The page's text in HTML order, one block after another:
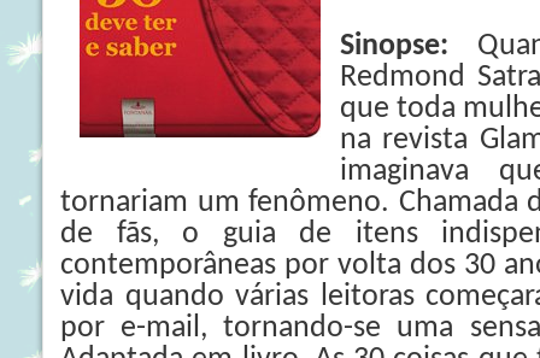
Sinopse:
Redmond
que toda
na revista
imaginava
tornariam um fenômeno. Chamada
de fãs, o guia de itens
contemporâneas por volta dos 30
vida quando várias leitoras
por e-mail, tornando-se uma